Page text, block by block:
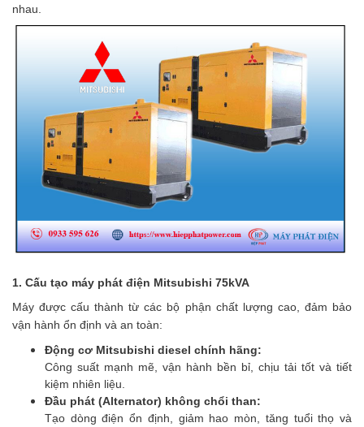
nhau.
1. Cấu tạo máy phát điện Mitsubishi 75kVA
Máy được cấu thành từ các bộ phận chất lượng cao, đảm bảo
vận hành ổn định và an toàn:
Động cơ Mitsubishi diesel chính hãng:
Công suất mạnh mẽ, vận hành bền bỉ, chịu tải tốt và tiết
kiệm nhiên liệu.
Đầu phát (Alternator) không chổi than:
Tạo dòng điện ổn định, giảm hao mòn, tăng tuổi thọ và